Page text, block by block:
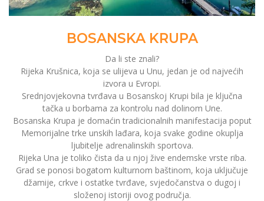
BOSANSKA KRUPA
Da li ste znali?
Rijeka Krušnica, koja se ulijeva u Unu, jedan je od najvećih
izvora u Evropi.
Srednjovjekovna tvrđava u Bosanskoj Krupi bila je ključna
tačka u borbama za kontrolu nad dolinom Une.
Bosanska Krupa je domaćin tradicionalnih manifestacija poput
Memorijalne trke unskih lađara, koja svake godine okuplja
ljubitelje adrenalinskih sportova.
Rijeka Una je toliko čista da u njoj žive endemske vrste riba.
Grad se ponosi bogatom kulturnom baštinom, koja uključuje
džamije, crkve i ostatke tvrđave, svjedočanstva o dugoj i
složenoj istoriji ovog područja.